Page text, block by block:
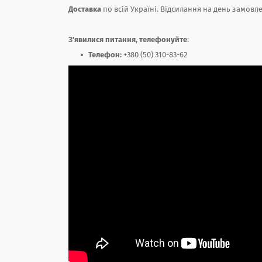
Доставка по всій Україні. Відсилання на день
З'явилися питання, телефонуйте:
Телефон: +380 (50) 310-83-62